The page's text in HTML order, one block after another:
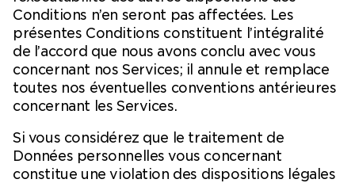
Conditions n’en seront pas affectées. Les
présentes Conditions constituent l’intégralité
de l’accord que nous avons conclu avec vous
concernant nos Services; il annule et remplace
toutes nos éventuelles conventions antérieures
concernant les Services.
Si vous considérez que le traitement de
Données personnelles vous concernant
constitue une violation des dispositions légales